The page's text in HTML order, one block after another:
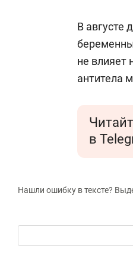
В августе
не влияет
антитела
в
Нашли ошибку в тексте?